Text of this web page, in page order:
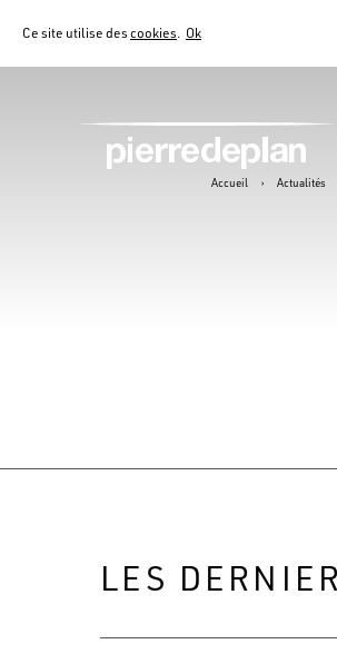
Ce site utilise descookies. Ok
Accueil › Actualités
LES